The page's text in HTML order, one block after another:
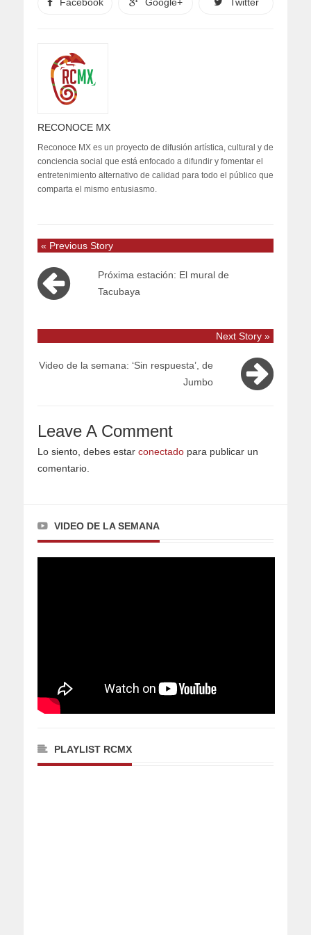
RECONOCE MX
Reconoce MX es un proyecto de difusión artística, cultural y de
conciencia social que está enfocado a difundir y fomentar el
entretenimiento alternativo de calidad para todo el público que
comparta el mismo entusiasmo.
« Previous Story
Próxima estación: El mural de
Tacubaya
Next Story »
Video de la semana: ‘Sin respuesta’, de
Jumbo
Leave A Comment
Lo siento, debes estar conectado para publicar un
comentario.
VIDEO DE LA SEMANA
PLAYLIST RCMX